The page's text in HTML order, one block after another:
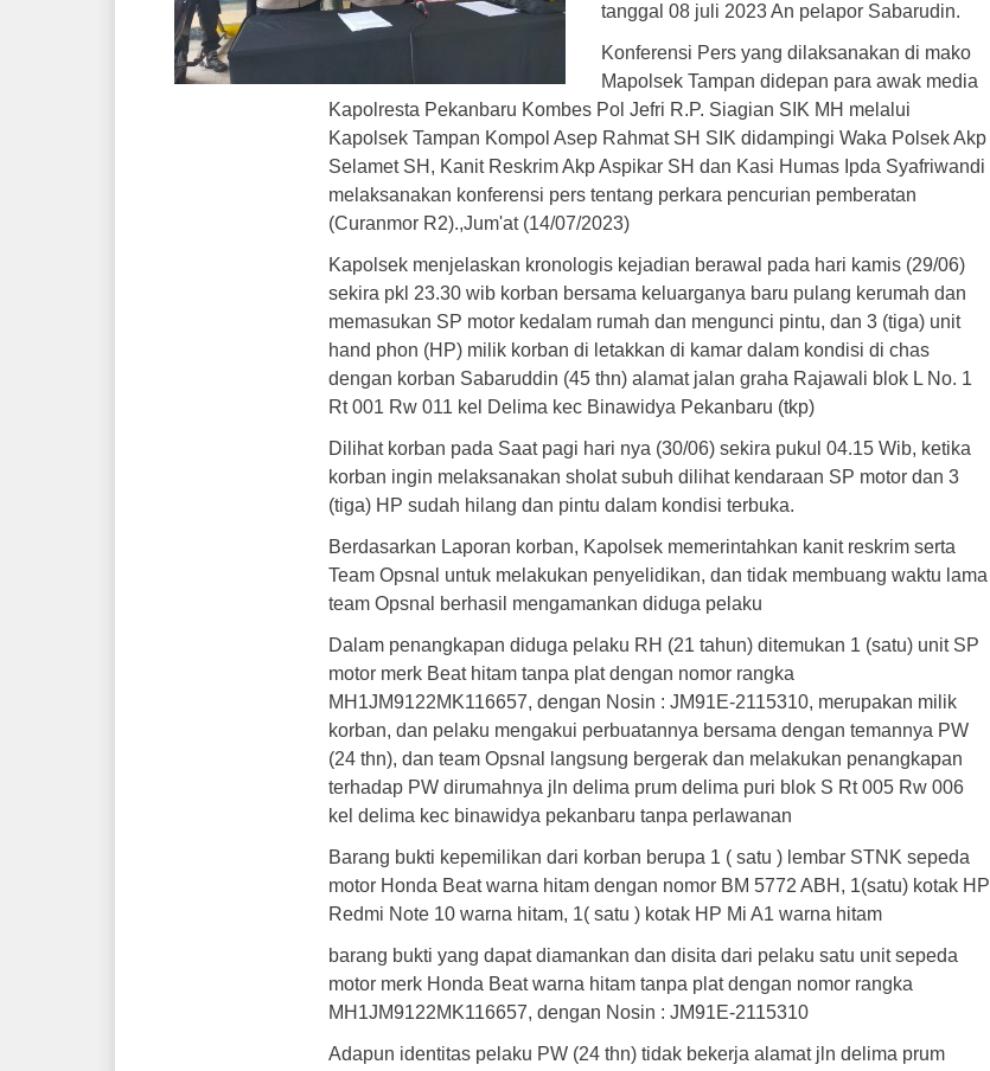
tanggal 08 juli 2023 An pelapor Sabarudin.
Konferensi Pers yang dilaksanakan di mako
Mapolsek Tampan didepan para awak media
Kapolresta Pekanbaru Kombes Pol Jefri R.P. Siagian SIK MH melalui
Kapolsek Tampan Kompol Asep Rahmat SH SIK didampingi Waka Polsek Akp
Selamet SH, Kanit Reskrim Akp Aspikar SH dan Kasi Humas Ipda Syafriwandi
melaksanakan konferensi pers tentang perkara pencurian pemberatan
(Curanmor R2).,Jum'at (14/07/2023)
Kapolsek menjelaskan kronologis kejadian berawal pada hari kamis (29/06)
sekira pkl 23.30 wib korban bersama keluarganya baru pulang kerumah dan
memasukan SP motor kedalam rumah dan mengunci pintu, dan 3 (tiga) unit
hand phon (HP) milik korban di letakkan di kamar dalam kondisi di chas
dengan korban Sabaruddin (45 thn) alamat jalan graha Rajawali blok L No. 1
Rt 001 Rw 011 kel Delima kec Binawidya Pekanbaru (tkp)
Dilihat korban pada Saat pagi hari nya (30/06) sekira pukul 04.15 Wib, ketika
korban ingin melaksanakan sholat subuh dilihat kendaraan SP motor dan 3
(tiga) HP sudah hilang dan pintu dalam kondisi terbuka.
Berdasarkan Laporan korban, Kapolsek memerintahkan kanit reskrim serta
Team Opsnal untuk melakukan penyelidikan, dan tidak membuang waktu lama
team Opsnal berhasil mengamankan diduga pelaku
Dalam penangkapan diduga pelaku RH (21 tahun) ditemukan 1 (satu) unit SP
motor merk Beat hitam tanpa plat dengan nomor rangka
MH1JM9122MK116657, dengan Nosin : JM91E-2115310, merupakan milik
korban, dan pelaku mengakui perbuatannya bersama dengan temannya PW
(24 thn), dan team Opsnal langsung bergerak dan melakukan penangkapan
terhadap PW dirumahnya jln delima prum delima puri blok S Rt 005 Rw 006
kel delima kec binawidya pekanbaru tanpa perlawanan
Barang bukti kepemilikan dari korban berupa 1 ( satu ) lembar STNK sepeda
motor Honda Beat warna hitam dengan nomor BM 5772 ABH, 1(satu) kotak HP
Redmi Note 10 warna hitam, 1( satu ) kotak HP Mi A1 warna hitam
barang bukti yang dapat diamankan dan disita dari pelaku satu unit sepeda
motor merk Honda Beat warna hitam tanpa plat dengan nomor rangka
MH1JM9122MK116657, dengan Nosin : JM91E-2115310
Adapun identitas pelaku PW (24 thn) tidak bekerja alamat jln delima prum